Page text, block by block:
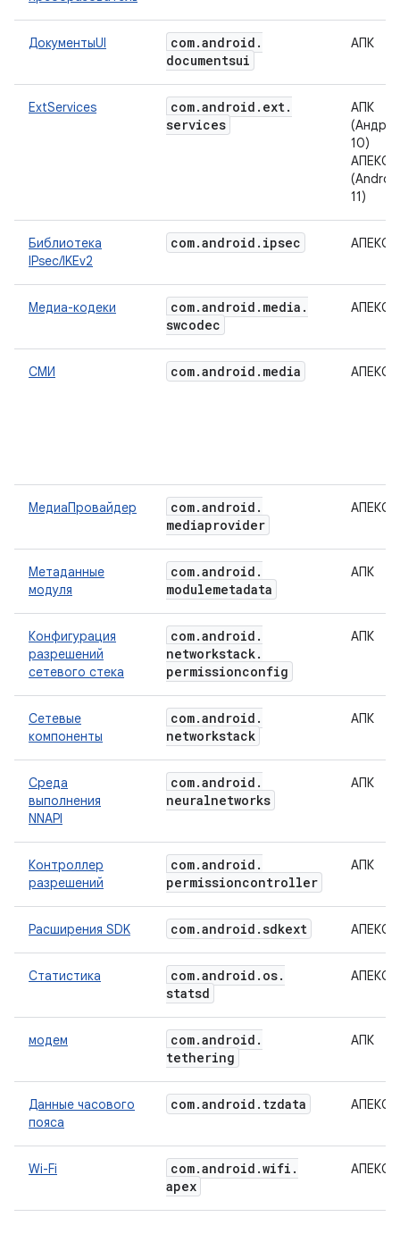
ДокументыUI com.android .
documentsui
АПК
ExtServices com.android . ext.
services
АПК
10)
АПЕКС
11)
Библиотека
IPsec/IKEv2
com.android . ipsec АПЕКС
Медиа-кодеки com.android . media .
swcodec
АПЕКС
СМИ com.android . media АПЕКС
МедиаПровайдер com.android .
mediaprovider
АПЕКС
Метаданные
модуля
com.android .
modulemetadata
АПК
Конфигурация
разрешений
сетевого стека
com.android .
networkstack.
permissionconfig
АПК
Сетевые
компоненты
com.android .
networkstack
АПК
Среда
выполнения
NNAPI
com.android .
neuralnetworks
АПК
Контроллер
разрешений
com.android .
permissioncontroller
АПК
Расширения SDK com.android .sdkext АПЕКС
Статистика com.android . os.
statsd
АПЕКС
модем com.android .
tethering
АПК
Данные часового
пояса
com.android . tzdata АПЕКС
Wi-Fi com.android .wifi .
apex
АПЕКС